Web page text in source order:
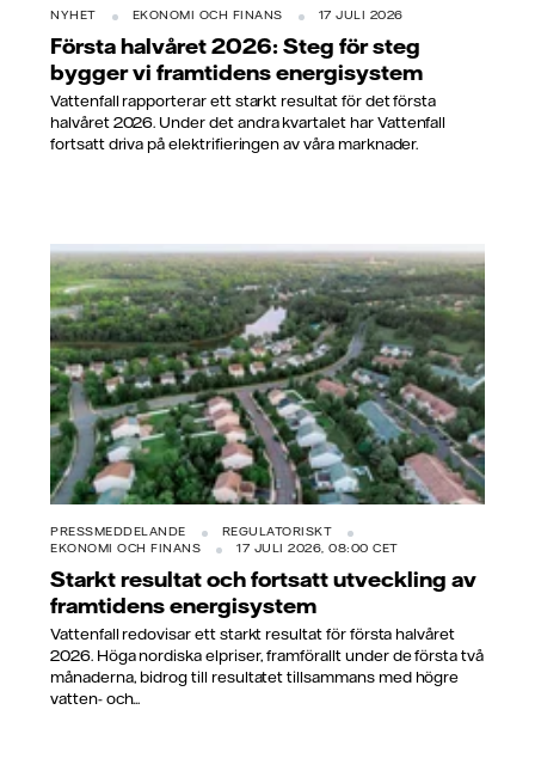
NYHET EKONOMI OCH FINANS 17 JULI 2026
Första halvåret 2026: Steg för steg
bygger vi framtidens energisystem
Vattenfall rapporterar ett starkt resultat för det första
halvåret 2026. Under det andra kvartalet har Vattenfall
fortsatt driva på elektrifieringen av våra marknader.
PRESSMEDDELANDE
REGULATORISKT
EKONOMI OCH FINANS
17 JULI 2026, 08:00 CET
Starkt resultat och fortsatt utveckling av
framtidens energisystem
Vattenfall redovisar ett starkt resultat för första halvåret
2026. Höga nordiska elpriser, framförallt under de första två
månaderna, bidrog till resultatet tillsammans med högre
vatten- och...